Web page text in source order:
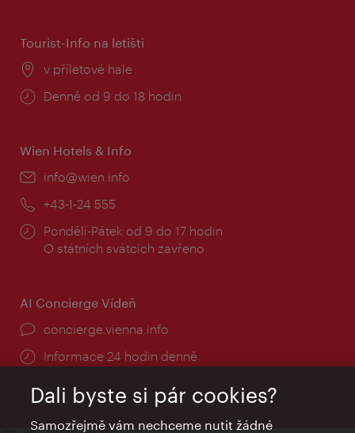
Tourist-Info na letišti
Místo:
v příletové hale
Provozní
Denně od 9 do 18 hodin
Wien Hotels & Info
E-
info@wien.info
Telefon:
+43-1-24 555
Provozní
doba:
Pondělí-Pátek od 9 do 17 hodin
O státních svátcích zavřeno
AI Concierge Vídeň
concierge.vienna.info
Informace 24 hodin denně
Dali byste si pár cookies?
Samozřejmě vám nechceme nutit žádné